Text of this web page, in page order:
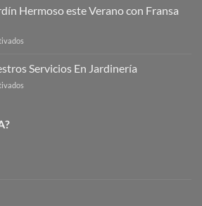
de
de
Verano
Plantas
Hermoso este Verano con Fransa
tu
Jardín
Servicios En Jardinería